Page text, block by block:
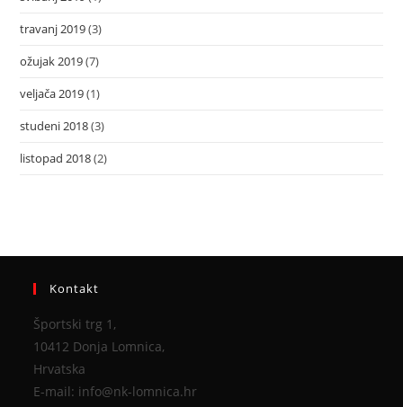
travanj 2019(3)
ožujak 2019(7)
veljača 2019(1)
studeni 2018(3)
listopad 2018(2)
Kontakt
Športski trg 1,
10412 Donja Lomnica,
Hrvatska
E-mail: info@nk-lomnica.hr